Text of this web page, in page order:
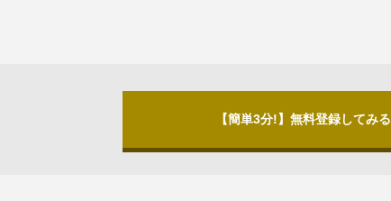
【簡単3分!】無料登録してみる